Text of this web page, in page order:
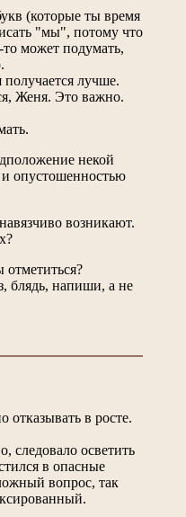
(которые ты время
"мы", потому что
может подумать,
лучше.
Женя. Это важно.
некой
опустошенностью
возникают.
отметиться?
блядь, напиши, а не
отказывать в росте.
следовало осветить
в опасные
вопрос, так